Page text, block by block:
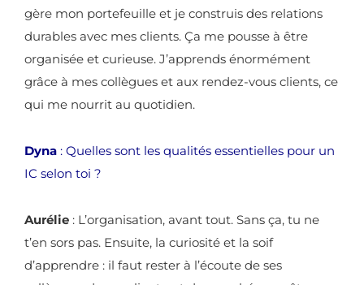
gère mon portefeuille et je construis des relations
durables avec mes clients. Ça me pousse à être
organisée et curieuse. J’apprends énormément
grâce à mes collègues et aux rendez-vous clients, ce
qui me nourrit au quotidien.
Dyna : Quelles sont les qualités essentielles pour un
IC selon toi ?
Aurélie : L’organisation, avant tout. Sans ça, tu ne
t’en sors pas. Ensuite, la curiosité et la soif
d’apprendre : il faut rester à l’écoute de ses